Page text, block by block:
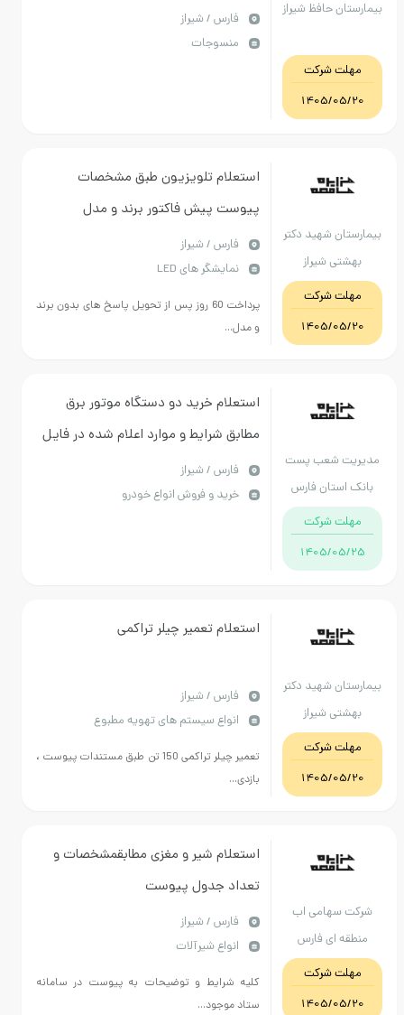
حافظ شیراز
شرکت
1405/
فارس / شیراز
منسوجات
شهید دکتر
شیراز
شرکت
1405/
استعلام تلویزیون طبق مشخصات
پیوست پیش فاکتور برند و مدل
تلویزیون حتما بارگذاری گردد
فارس / شیراز
نمایشگر های LED
پرداخت 60 روز پس از تحویل پاسخ های بدون برند
و مدل...
شعب پست
فارس
شرکت
1405/
استعلام خرید دو دستگاه موتور برق
مطابق شرایط و موارد اعلام شده در فایل
پیوست . ضمنا هزینه ارسال دستگاه به
سرپرستی پست بانک استان فارس به
عهده فروشنده می باشد.
فارس / شیراز
خرید و فروش انواع خودرو
شهید دکتر
شیراز
شرکت
1405/
استعلام تعمیر چیلر تراکمی
فارس / شیراز
انواع سیستم های تهویه مطبوع
تعمیر چیلر تراکمی 150 تن طبق مستندات پیوست ،
بازدی...
سهامی اب
ای فارس
شرکت
1405/
استعلام شیر و مغزی مطابقمشخصات و
تعداد جدول پیوست
فارس / شیراز
انواع شیرآلات
کلیه شرایط و توضیحات به پیوست در سامانه
ستاد موجود...